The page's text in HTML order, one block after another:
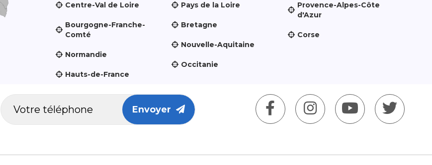
Centre-Val de Loire
Bourgogne-Franche-
Comté
Normandie
Hauts-de-France
Pays de la Loire
Bretagne
Nouvelle-Aquitaine
Occitanie
Provence-Alpes-Côte
d'Azur
Corse
Envoyer